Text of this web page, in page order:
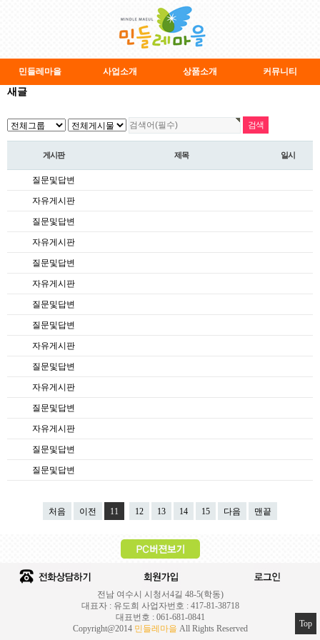
민들레마을 사업소개 상품소개 커뮤니티
새글
게시판 제목 일시
질문및답변
자유게시판
질문및답변
자유게시판
질문및답변
자유게시판
질문및답변
질문및답변
자유게시판
질문및답변
자유게시판
질문및답변
자유게시판
질문및답변
질문및답변
처음 이전 11 12 13 14 15 다음 맨끝
전남 여수시 시청서4길 48-5(학동)
대표자 : 유도희 사업자번호 : 417-81-38718
대표번호 : 061-681-0841
Copyright@2014 민들레마을 All Rights Reserved Top